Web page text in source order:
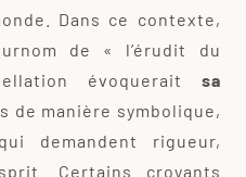
Dans ce contexte,
de « l’érudit du
évoquerait sa
de manière symbolique,
demandent rigueur,
Certains croyants